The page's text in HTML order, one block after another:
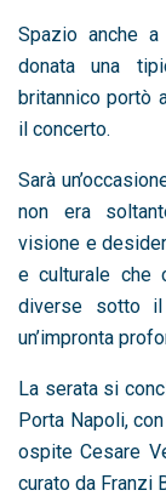
Spazio anche
donata una
britannico portò
il concerto.
Sarà
non era
visione e
e culturale che
diverse sotto
un’impronta
La serata si
Porta Napoli,
ospite Cesare
curato da Franzi